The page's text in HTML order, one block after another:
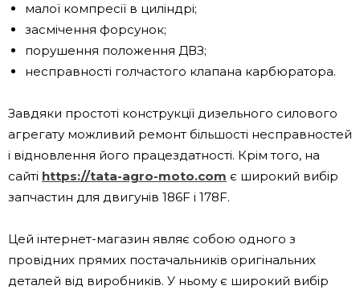
малої компресії в циліндрі;
засмічення форсунок;
порушення положення ДВЗ;
несправності голчастого клапана карбюратора.
Завдяки простоті конструкції дизельного силового
агрегату можливий ремонт більшості несправностей
і відновлення його працездатності. Крім того, на
сайті https://tata-agro-moto.com є широкий вибір
запчастин для двигунів 186F і 178F.
Цей інтернет-магазин являє собою одного з
провідних прямих постачальників оригінальних
деталей від виробників. У ньому є широкий вибір